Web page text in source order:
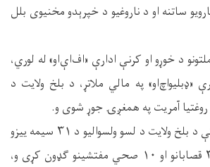
ساتنه او د ناروغیو د خپرېدو مخنیوی بلل
د خوړو او کرنې ادارې «اف‌اې‌او» له لوري،
«ډبلیواچ‌او» په مالي ملاتړ، د بلخ ولایت د
آمریت په همغږۍ جوړ شوی و.
په یاد روزنیز پروګرام کې د بلخ ولایت د لسو ولسوالیو د ۳۱ سیمه ییزو
کلینیکونو مسؤلینو، ۳۰ قصابانو او ۱۰ صحي مفتشینو ګډون کړی و،